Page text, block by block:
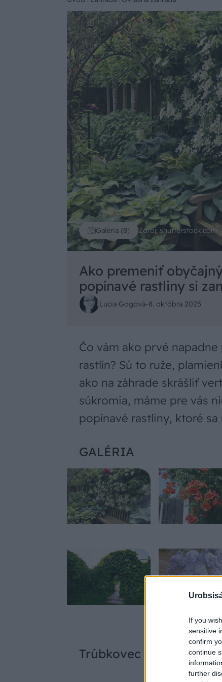
If you
sensitive
confirm
continue
further
Galéria (8) Zdroj: shutterstock.com
Ako premeniť
popínavé rastliny si
Lucia Gogová-8. októbra 2025
Čo vám ako prvé
rastlín? Sú to ruže,
ako na záhrade skrášliť
súkromia, máme pre vás
popínavé rastliny, ktoré
GALÉRIA
Trúbkovec koreňujúci